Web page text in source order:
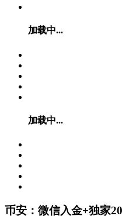
加载中...
加载中...
币安：微信入金+独家